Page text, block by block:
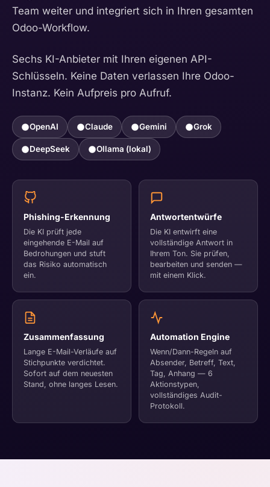
Team weiter und integriert sich in Ihren gesamten
Odoo-Workflow.
Sechs KI-Anbieter mit Ihren eigenen API-
Schlüsseln. Keine Daten verlassen Ihre Odoo-
Instanz. Kein Aufpreis pro Aufruf.
OpenAI Claude Gemini Grok
DeepSeek Ollama (lokal)
Phishing-Erkennung
Die KI prüft jede
eingehende E-Mail auf
Bedrohungen und stuft
das Risiko automatisch
ein.
Antwortentwürfe
Die KI entwirft eine
vollständige Antwort in
Ihrem Ton. Sie prüfen,
bearbeiten und senden —
mit einem Klick.
Zusammenfassung
Lange E-Mail-Verläufe auf
Stichpunkte verdichtet.
Sofort auf dem neuesten
Stand, ohne langes Lesen.
Automation Engine
Wenn/Dann-Regeln auf
Absender, Betreff, Text,
Tag, Anhang — 6
Aktionstypen,
vollständiges Audit-
Protokoll.